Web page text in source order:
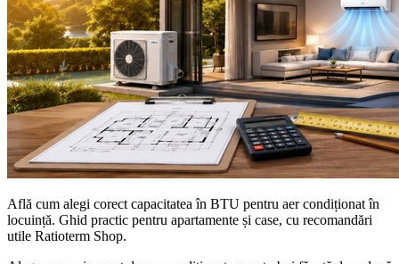
Află cum alegi corect capacitatea în BTU pentru aer condiționat în
locuință. Ghid practic pentru apartamente și case, cu recomandări
utile Ratioterm Shop.